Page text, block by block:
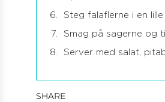
Steg falaflerne i en
Smag på sagerne og
Server med salat,
SHARE